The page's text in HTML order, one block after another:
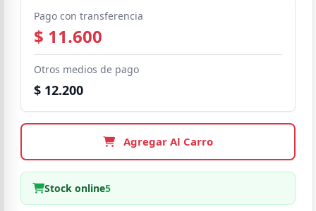
Pago con transferencia
$ 11.600
Otros medios de pago
$ 12.200
Agregar Al Carro
Stock online5